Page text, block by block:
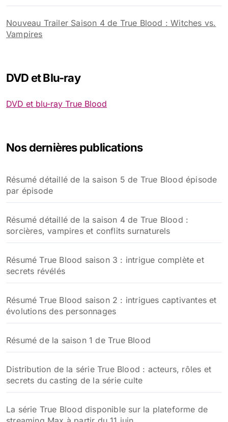
Nouveau Trailer Saison 4 de True Blood : Witches vs.
Vampires
DVD et Blu-ray
DVD et blu-ray True Blood
Nos dernières publications
Résumé détaillé de la saison 5 de True Blood épisode
par épisode
Résumé détaillé de la saison 4 de True Blood :
sorcières, vampires et conflits surnaturels
Résumé True Blood saison 3 : intrigue complète et
secrets révélés
Résumé True Blood saison 2 : intrigues captivantes et
évolutions des personnages
Résumé de la saison 1 de True Blood
Distribution de la série True Blood : acteurs, rôles et
secrets du casting de la série culte
La série True Blood disponible sur la plateforme de